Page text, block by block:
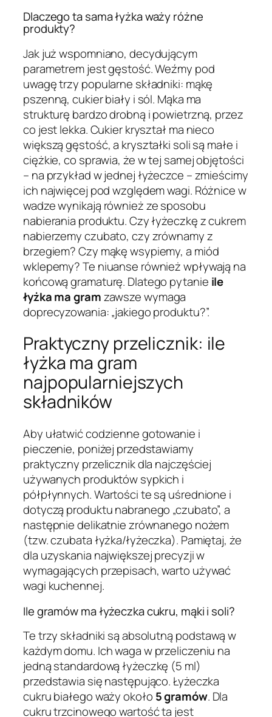
Dlaczego ta sama łyżka waży różne
produkty?
Jak już wspomniano, decydującym
parametrem jest gęstość. Weźmy pod
uwagę trzy popularne składniki: mąkę
pszenną, cukier biały i sól. Mąka ma
strukturę bardzo drobną i powietrzną, przez
co jest lekka. Cukier kryształ ma nieco
większą gęstość, a kryształki soli są małe i
ciężkie, co sprawia, że w tej samej objętości
– na przykład w jednej łyżeczce – zmieścimy
ich najwięcej pod względem wagi. Różnice w
wadze wynikają również ze sposobu
nabierania produktu. Czy łyżeczkę z cukrem
nabierzemy czubato, czy zrównamy z
brzegiem? Czy mąkę wsypiemy, a miód
wklepemy? Te niuanse również wpływają na
końcową gramaturę. Dlatego pytanie ile
łyżka ma gramzawsze wymaga
doprecyzowania: „jakiego produktu?”.
Praktyczny przelicznik: ile
łyżka ma gram
najpopularniejszych
składników
Aby ułatwić codzienne gotowanie i
pieczenie, poniżej przedstawiamy
praktyczny przelicznik dla najczęściej
używanych produktów sypkich i
półpłynnych. Wartości te są uśrednione i
dotyczą produktu nabranego „czubato”, a
następnie delikatnie zrównanego nożem
(tzw. czubata łyżka/łyżeczka). Pamiętaj, że
dla uzyskania największej precyzji w
wymagających przepisach, warto używać
wagi kuchennej.
Ile gramów ma łyżeczka cukru, mąki i soli?
Te trzy składniki są absolutną podstawą w
każdym domu. Ich waga w przeliczeniu na
jedną standardową łyżeczkę (5 ml)
przedstawia się następująco. Łyżeczka
cukru białego waży około 5 gramów. Dla
cukru trzcinowego wartość ta jest